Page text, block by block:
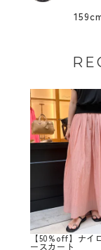
【50%off】ナイ
ースカート